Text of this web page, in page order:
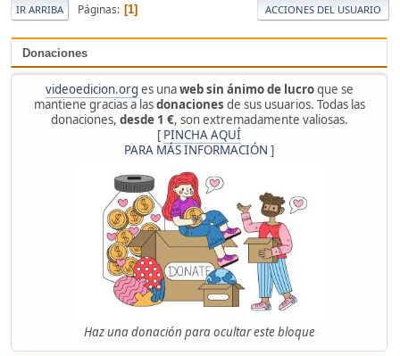
Donaciones
videoedicion.org es unaweb sin ánimo de lucroque se
mantiene gracias a lasdonaciones de sus usuarios. Todas las
donaciones, desde 1 €, son extremadamente valiosas.
[ PINCHA AQUÍ
PARA MÁS INFORMACIÓN ]
Haz una donación para ocultar este bloque
IR ARRIBA Páginas 1 ACCIONES DEL USUARIO